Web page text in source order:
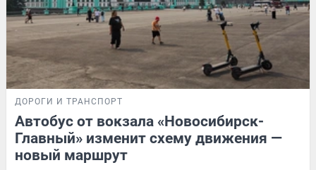
ДОРОГИ И ТРАНСПОРТ
Автобус от вокзала «Новосибирск-
Главный» изменит схему движения —
новый маршрут